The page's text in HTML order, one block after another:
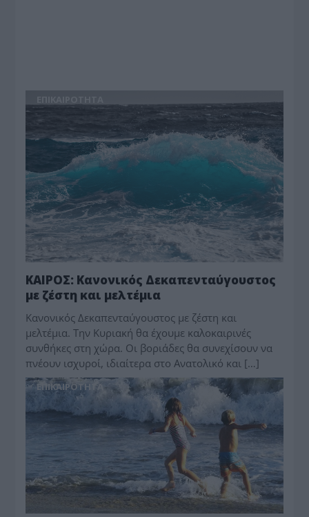
ΚΑΙΡΟΣ: Κανονικός Δεκαπενταύγουστος
με ζέστη και μελτέμια
Κανονικός Δεκαπενταύγουστος με ζέστη και
μελτέμια. Την Κυριακή θα έχουμε καλοκαιρινές
συνθήκες στη χώρα. Οι βοριάδες θα συνεχίσουν να
πνέουν ισχυροί, ιδιαίτερα στο Ανατολικό και […]
ΕΠΙΚΑΙΡΟΤΗΤΑ